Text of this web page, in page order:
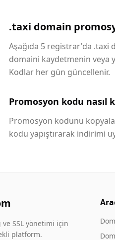
.taxi domain
Aşağıda 5 registrar'da .taxi
domaini kaydetmenin veya
Kodlar her gün güncellenir.
Promosyon kodu nasıl
Promosyon kodunu
kodu yapıştırarak indirimi
SSL yönetimi için
platform.